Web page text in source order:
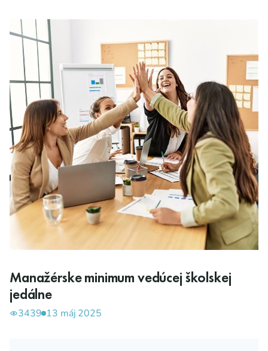
Manažérske minimum vedúcej školskej
jedálne
3439 13 máj 2025